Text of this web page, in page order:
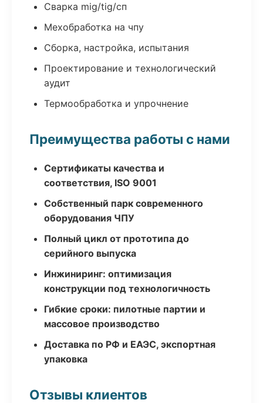
Сварка mig/tig/сп
Мехобработка на чпу
Сборка, настройка, испытания
Проектирование и технологический
аудит
Термообработка и упрочнение
Преимущества работы с нами
Сертификаты качества и
соответствия, ISO 9001
Собственный парк современного
оборудования ЧПУ
Полный цикл от прототипа до
серийного выпуска
Инжиниринг: оптимизация
конструкции под технологичность
Гибкие сроки: пилотные партии и
массовое производство
Доставка по РФ и ЕАЭС, экспортная
упаковка
Отзывы клиентов